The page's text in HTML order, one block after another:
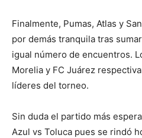
Finalmente, Pumas, Atlas y
por demás tranquila tras
igual número de encuentros.
Morelia y FC Juárez
líderes del torneo.
Sin duda el partido más
Azul vs Toluca pues se rindó